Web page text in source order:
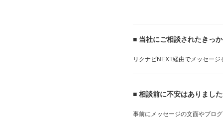
■ 当社にご相談されたきっ
リクナビNEXT経由でメッセー
■ 相談前に不安はありまし
事前にメッセージの文面やブロ